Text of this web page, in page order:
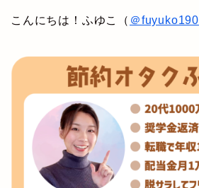
こんにちは！ふゆこ（ ＠fuyuko190